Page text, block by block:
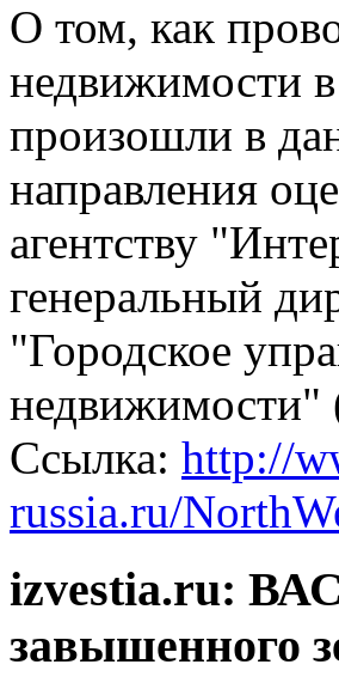
О том, как
недвижимости
произошли в
направления
агентству
генеральный
"Городское
Ссылка: http://
russia.ru/
izvestia.ru: ВАС
завышенного